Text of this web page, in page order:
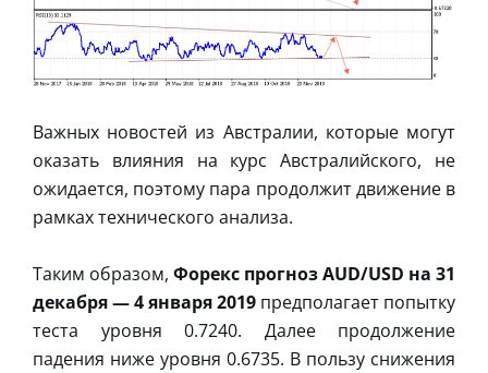
Важных новостей из Австралии, которые могут
оказать влияния на курс Австралийского, не
ожидается, поэтому пара продолжит движение в
рамках технического анализа.
Таким образом, Форекс прогноз AUD/USD на 31
декабря — 4 января 2019 предполагает попытку
теста уровня 0.7240. Далее продолжение
падения ниже уровня 0.6735. В пользу снижения